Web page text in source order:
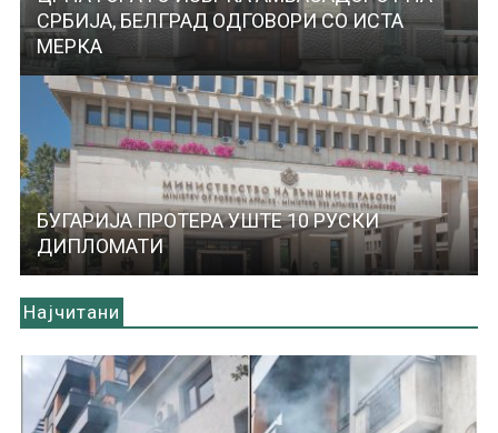
СРБИЈА, БЕЛГРАД ОДГОВОРИ СО ИСТА
МЕРКА
БУГАРИЈА ПРОТЕРА УШТЕ 10 РУСКИ
ДИПЛОМАТИ
Најчитани